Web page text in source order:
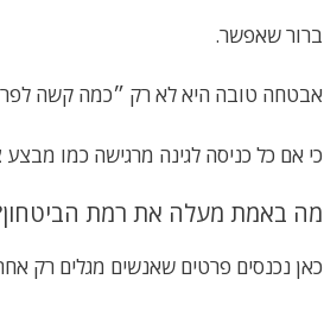
ברור שאפשר.
אבטחה טובה היא לא רק ״כמה קשה
כי אם כל כניסה לגינה מרגישה כמו
מה באמת מעלה את רמת
כאן נכנסים פרטים שאנשים מגלים רק